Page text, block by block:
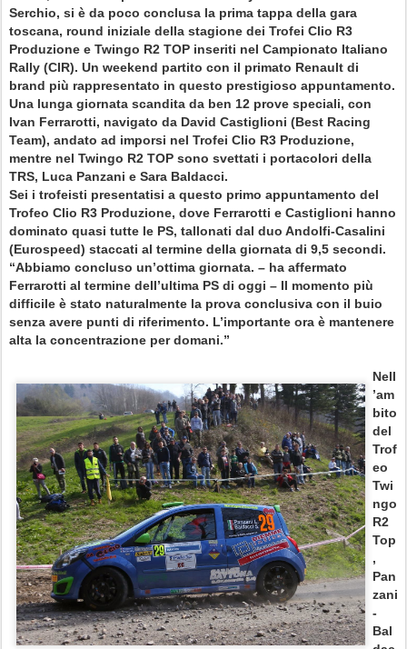
Serchio, si è da poco conclusa la prima tappa della gara
toscana, round iniziale della stagione dei Trofei Clio R3
Produzione e Twingo R2 TOP inseriti nel Campionato Italiano
Rally (CIR). Un weekend partito con il primato Renault di
brand più rappresentato in questo prestigioso appuntamento.
Una lunga giornata scandita da ben 12 prove speciali, con
Ivan Ferrarotti, navigato da David Castiglioni (Best Racing
Team), andato ad imporsi nel Trofei Clio R3 Produzione,
mentre nel Twingo R2 TOP sono svettati i portacolori della
TRS, Luca Panzani e Sara Baldacci.
Sei i trofeisti presentatisi a questo primo appuntamento del
Trofeo Clio R3 Produzione, dove Ferrarotti e Castiglioni hanno
dominato quasi tutte le PS, tallonati dal duo Andolfi-Casalini
(Eurospeed) staccati al termine della giornata di 9,5 secondi.
“Abbiamo concluso un’ottima giornata. – ha affermato
Ferrarotti al termine dell’ultima PS di oggi – Il momento più
difficile è stato naturalmente la prova conclusiva con il buio
senza avere punti di riferimento. L’importante ora è mantenere
alta la concentrazione per domani.”
Nell
’am
bito
del
Trof
eo
Twi
ngo
R2
Top
,
Pan
zani
-
Bal